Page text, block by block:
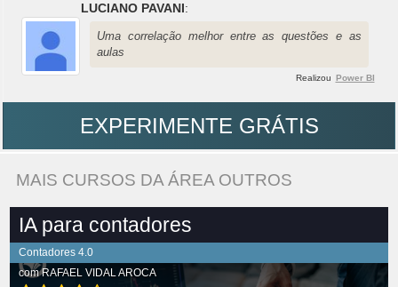
LUCIANO PAVANI:
Uma correlação melhor entre as questões e as
aulas
Realizou Power BI
EXPERIMENTE GRÁTIS
MAIS CURSOS DA ÁREA OUTROS
IA para contadores
Contadores 4.0
comRAFAEL VIDAL AROCA